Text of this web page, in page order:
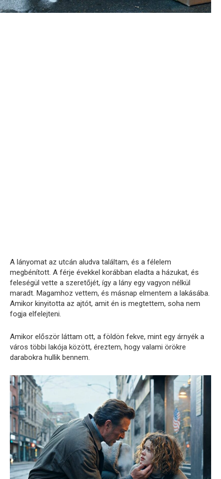
A lányomat az utcán aludva találtam, és a félelem
megbénított. A férje évekkel korábban eladta a házukat, és
feleségül vette a szeretőjét, így a lány egy vagyon nélkül
maradt. Magamhoz vettem, és másnap elmentem a lakásába.
Amikor kinyitotta az ajtót, amit én is megtettem, soha nem
fogja elfelejteni.
Amikor először láttam ott, a földön fekve, mint egy árnyék a
város többi lakója között, éreztem, hogy valami örökre
darabokra hullik bennem.